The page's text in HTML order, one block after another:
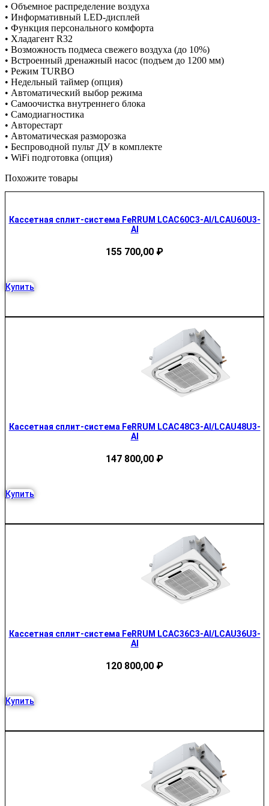
• Объемное распределение воздуха
• Информативный LED-дисплей
• Функция персонального комфорта
• Хладагент R32
• Возможность подмеса свежего воздуха (до 10%)
• Встроенный дренажный насос (подъем до 1200 мм)
• Режим TURBO
• Недельный таймер (опция)
• Автоматический выбор режима
• Самоочистка внутреннего блока
• Самодиагностика
• Авторестарт
• Автоматическая разморозка
• Беспроводной пульт ДУ в комплекте
• WiFi подготовка (опция)
Похожите товары
Кассетная сплит-система FeRRUM LCAC60C3-AI/LCAU60U3-
AI
155 700,00 ₽
Купить
Кассетная сплит-система FeRRUM LCAC48C3-AI/LCAU48U3-
AI
147 800,00 ₽
Купить
Кассетная сплит-система FeRRUM LCAC36C3-AI/LCAU36U3-
AI
120 800,00 ₽
Купить